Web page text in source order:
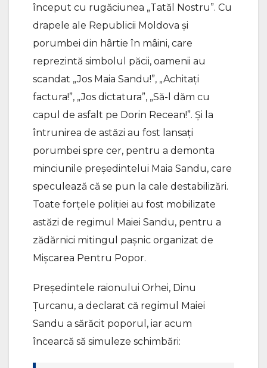
început cu rugăciunea „Tatăl Nostru”. Cu
drapele ale Republicii Moldova și
porumbei din hârtie în mâini, care
reprezintă simbolul păcii, oamenii au
scandat „Jos Maia Sandu!”, „Achitați
factura!”, „Jos dictatura”, „Să-l dăm cu
capul de asfalt pe Dorin Recean!”. Și la
întrunirea de astăzi au fost lansați
porumbei spre cer, pentru a demonta
minciunile președintelui Maia Sandu, care
speculează că se pun la cale destabilizări.
Toate forțele poliției au fost mobilizate
astăzi de regimul Maiei Sandu, pentru a
zădărnici mitingul pașnic organizat de
Mișcarea Pentru Popor.
Președintele raionului Orhei, Dinu
Țurcanu, a declarat că regimul Maiei
Sandu a sărăcit poporul, iar acum
încearcă să simuleze schimbări: